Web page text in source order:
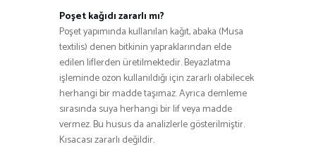
Poşet kağıdı zararlı mı?
Poşet yapımında kullanılan kağıt, abaka (Musa
textilis) denen bitkinin yapraklarından elde
edilen liflerden üretilmektedir. Beyazlatma
işleminde ozon kullanıldığı için zararlı olabilecek
herhangi bir madde taşımaz. Ayrıca demleme
sırasında suya herhangi bir lif veya madde
vermez. Bu husus da analizlerle gösterilmiştir.
Kısacası zararlı değildir.